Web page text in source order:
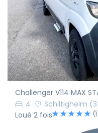
Challenger V114 MAX
4
Schiltigheim
Loué 2 fois